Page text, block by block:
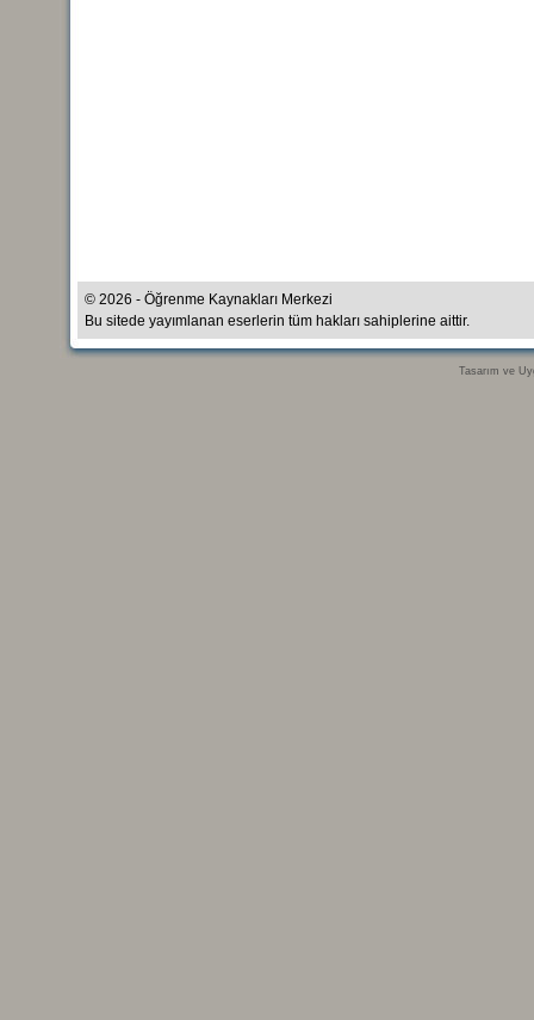
© 2026 - Öğrenme Kaynakları Merkezi
Bu sitede yayımlanan eserlerin tüm hakları sahiplerine aittir.
Tasarım ve